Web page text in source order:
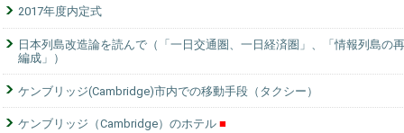
2017年度内定式
日本列島改造論を読んで（「一日交通圏、一日経済圏」、「情報列島の再
編成」）
ケンブリッジ(Cambridge)市内での移動手段（タクシー）
ケンブリッジ（Cambridge）のホテル